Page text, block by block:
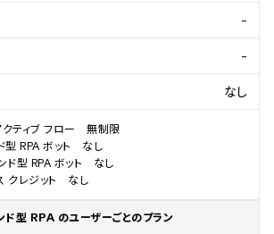
-
-
なし
ティブ フロー　無制限
型 RPA ボット　なし
ド型 RPA ボット　なし
クレジット　なし
ド型 RPA のユーザーごとのプラン